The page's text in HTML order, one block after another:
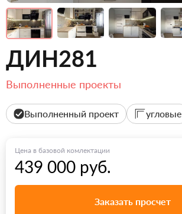
ДИН281
Выполненные проекты
Выполненный проект угловые
Цена в базовой комлектации
439 000 руб.
Заказать просчет